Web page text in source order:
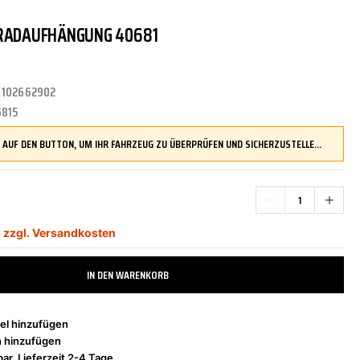
TRITTBRETTER
KLIMAANLAGE
LENKUNG MOTORTEILE
REINIGUNGS-/PFLEGEMITTEL
DR.WACK
LIQUI MOLY MANN FILTER
40681
102662902
DRÜCKEN SIE AUF DEN BUTTON, UM IHR FAHRZEUG ZU ÜBERPRÜFEN UND SICHERZUSTELLEN, DASS DIESES TEIL KOMPATIBEL IST, BEVOR SIE ES BESTELLEN
zzgl. Versandkosten
IN DEN WARENKORB
hinzufügen
hinzufügen